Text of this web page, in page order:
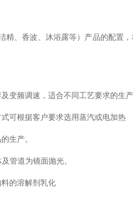
精、香波、沐浴露等）产品的配置
变频调速，适合不同工艺要求的生产
可根据客户要求选用蒸汽或电加热
生产。
管道为镜面抛光。
的溶解剂乳化